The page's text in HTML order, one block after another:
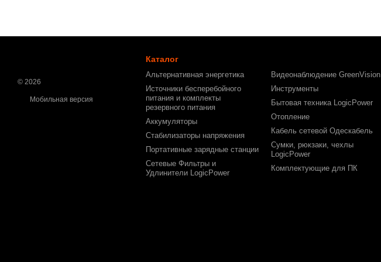
© 2026
Мобильная версия
Каталог
Альтернативная энергетика
Источники бесперебойного
питания и комплекты
резервного питания
Аккумуляторы
Стабилизаторы напряжения
Портативные зарядные станции
Сетевые Фильтры и
Удлинители LogicPower
Видеонаблюдение GreenVision
Инструменты
Бытовая техника LogicPower
Отопление
Кабель сетевой Одескабель
Сумки, рюкзаки, чехлы
LogicPower
Комплектующие для ПК